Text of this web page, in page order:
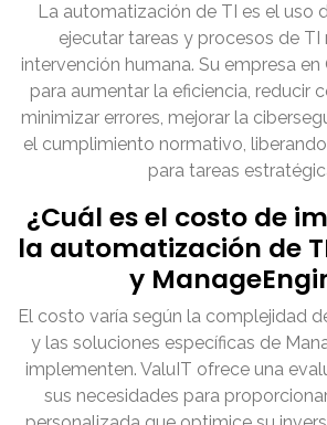
La automatización de TI es el uso
ejecutar tareas y procesos de TI
intervención humana. Su empresa
para aumentar la eficiencia, reducir
minimizar errores, mejorar la
el cumplimiento normativo,
para tareas
¿Cuál es el costo de
la automatización de
y
El costo varía según la complejidad
y las soluciones específicas de
implementen. ValuIT ofrece una
sus necesidades para